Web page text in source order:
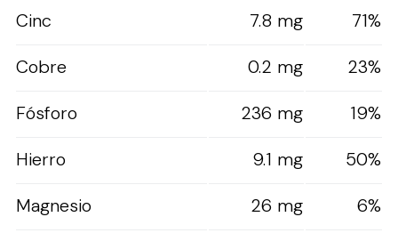
Cinc
7.8 mg
71%
Cobre
0.2 mg
23%
Fósforo
236 mg
19%
Hierro
9.1 mg
50%
Magnesio
26 mg
6%